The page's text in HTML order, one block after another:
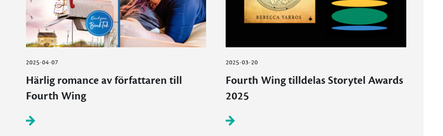
2025-04-07
Härlig romance av författaren till
Fourth Wing
2025-03-20
Fourth Wing tilldelas Storytel Awards
2025